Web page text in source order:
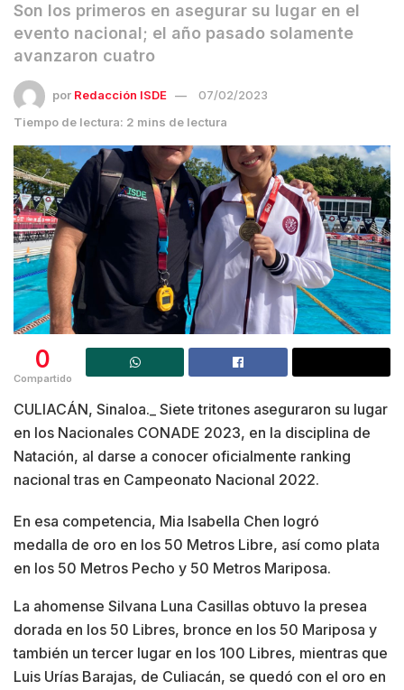
Son los primeros en asegurar su lugar en el
evento nacional; el año pasado solamente
avanzaron cuatro
por Redacción ISDE
07/02/2023
Tiempo de lectura: 2 mins de lectura
0
Compartido
CULIACÁN, Sinaloa._ Siete tritones aseguraron su lugar
en los Nacionales CONADE 2023, en la disciplina de
Natación, al darse a conocer oficialmente ranking
nacional tras en Campeonato Nacional 2022.
En esa competencia, Mia Isabella Chen logró
medalla de oro en los 50 Metros Libre, así como plata
en los 50 Metros Pecho y 50 Metros Mariposa.
La ahomense Silvana Luna Casillas obtuvo la presea
dorada en los 50 Libres, bronce en los 50 Mariposa y
también un tercer lugar en los 100 Libres, mientras que
Luis Urías Barajas, de Culiacán, se quedó con el oro en